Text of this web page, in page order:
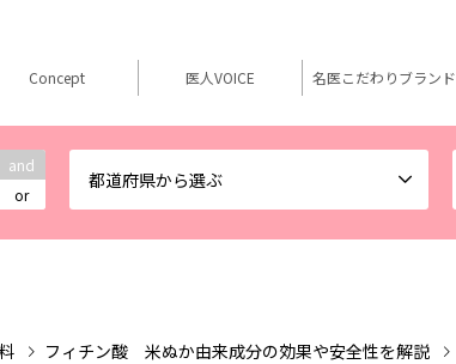
and
or
都道府県から選ぶ
Concept 医人VOICE 名医こだわりブランド
フィチン酸 米ぬか由来成分の効果や安全性を解説